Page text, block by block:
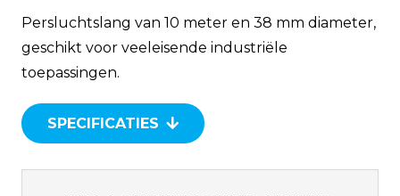
Persluchtslang van 10 meter en 38 mm diameter,
geschikt voor veeleisende industriële
toepassingen.
SPECIFICATIES